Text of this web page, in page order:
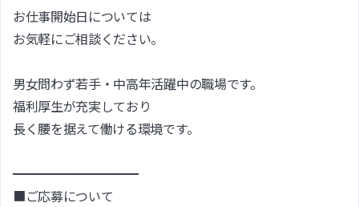
お仕事開始日については
お気軽にご相談ください。
男女問わず若手・中高年活躍中の職場です。
福利厚生が充実しており
長く腰を据えて働ける環境です。
━━━━━━━━━━
■ご応募について